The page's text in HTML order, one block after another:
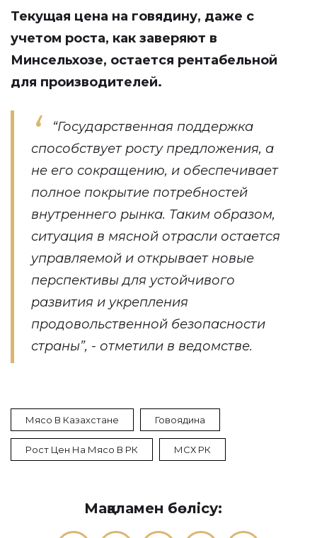
Текущая цена на говядину, даже с
учетом роста, как заверяют в
Минсельхозе, остается рентабельной
для производителей.
“Государственная поддержка
способствует росту предложения, а
не его сокращению, и обеспечивает
полное покрытие потребностей
внутреннего рынка. Таким образом,
ситуация в мясной отрасли остается
управляемой и открывает новые
перспективы для устойчивого
развития и укрепления
продовольственной безопасности
страны”, - отметили в ведомстве.
Мясо В Казахстане Говоядина
Рост Цен На Мясо В РК МСХ РК
Мақаламен бөлісу: